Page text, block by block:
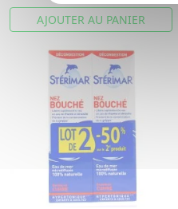
AJOUTER AU PANIER